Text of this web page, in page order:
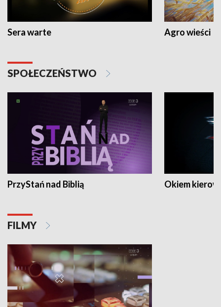
Sera warte Agro wieści
SPOŁECZEŃSTWO
PrzyStań nad Biblią Okiem
FILMY